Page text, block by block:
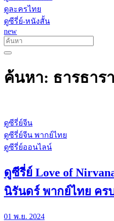
ดูละครไทย
ดูซีรี่ย์-หนังสั้น
new
ค้นหา: ธารธาร
ดูซีรี่ย์จีน
ดูซีรี่ย์จีน พากย์ไทย
ดูซีรี่ย์ออนไลน์
ดูซีรี่ย์ Love of
นิรันดร์ พากย์ไทย คร
01 พ.ย. 2024